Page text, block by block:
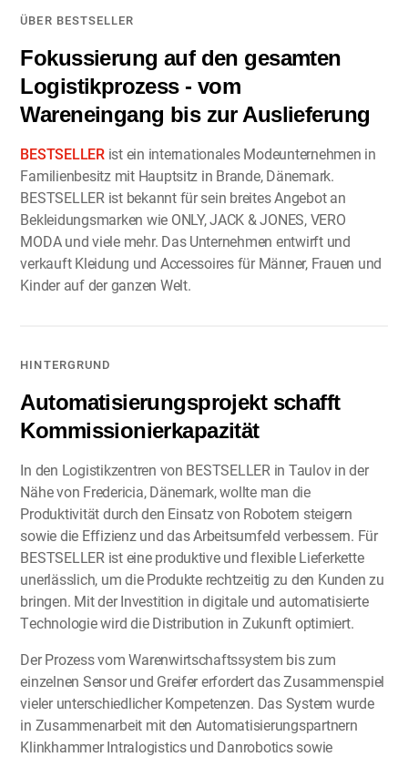
ÜBER BESTSELLER
Fokussierung auf den gesamten
Logistikprozess - vom
Wareneingang bis zur Auslieferung
BESTSELLERist ein internationales Modeunternehmen in
Familienbesitz mit Hauptsitz in Brande, Dänemark.
BESTSELLER ist bekannt für sein breites Angebot an
Bekleidungsmarken wie ONLY, JACK & JONES, VERO
MODA und viele mehr. Das Unternehmen entwirft und
verkauft Kleidung und Accessoires für Männer, Frauen und
Kinder auf der ganzen Welt.
HINTERGRUND
Automatisierungsprojekt schafft
Kommissionierkapazität
In den Logistikzentren von BESTSELLER in Taulov in der
Nähe von Fredericia, Dänemark, wollte man die
Produktivität durch den Einsatz von Robotern steigern
sowie die Effizienz und das Arbeitsumfeld verbessern. Für
BESTSELLER ist eine produktive und flexible Lieferkette
unerlässlich, um die Produkte rechtzeitig zu den Kunden zu
bringen. Mit der Investition in digitale und automatisierte
Technologie wird die Distribution in Zukunft optimiert.
Der Prozess vom Warenwirtschaftssystem bis zum
einzelnen Sensor und Greifer erfordert das Zusammenspiel
vieler unterschiedlicher Kompetenzen. Das System wurde
in Zusammenarbeit mit den Automatisierungspartnern
Klinkhammer Intralogistics und Danrobotics sowie